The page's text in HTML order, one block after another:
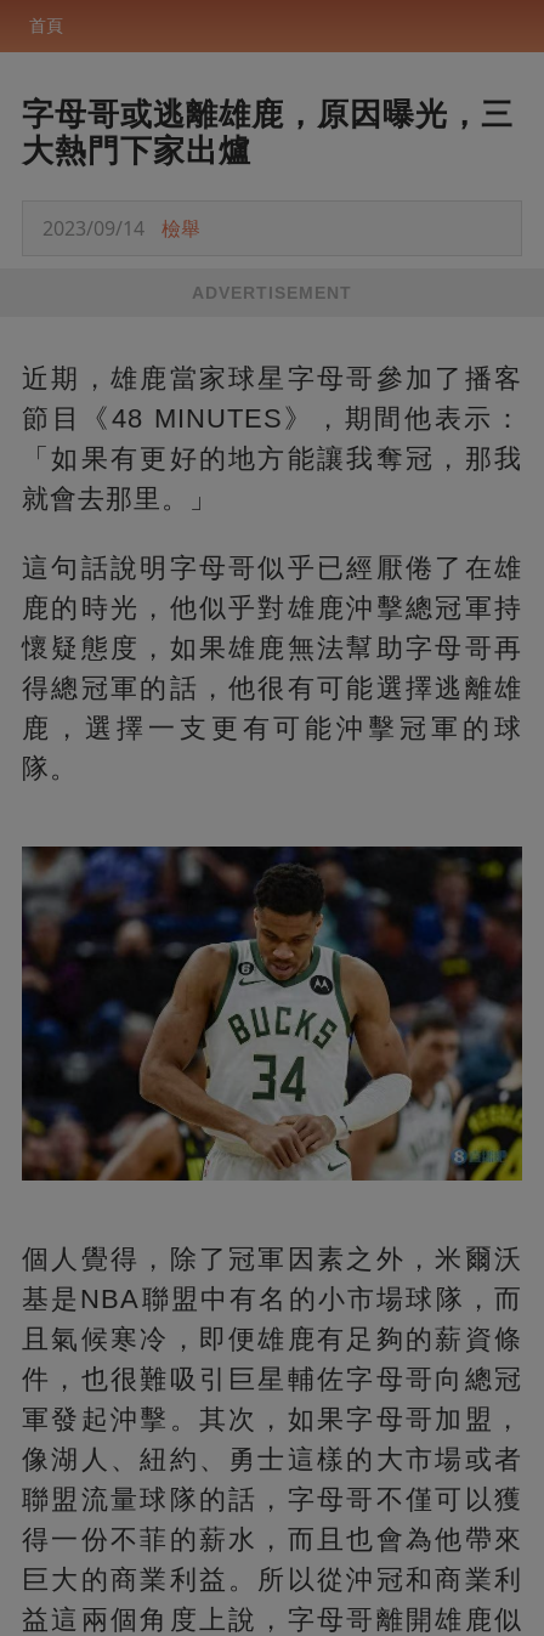
首頁
字母哥或逃離雄鹿，原因曝光，三
大熱門下家出爐
2023/09/14 檢舉
ADVERTISEMENT
近期，雄鹿當家球星字母哥參加了播客
節目《48 MINUTES》，期間他表示：
「如果有更好的地方能讓我奪冠，那我
就會去那里。」
這句話說明字母哥似乎已經厭倦了在雄
鹿的時光，他似乎對雄鹿沖擊總冠軍持
懷疑態度，如果雄鹿無法幫助字母哥再
得總冠軍的話，他很有可能選擇逃離雄
鹿，選擇一支更有可能沖擊冠軍的球
隊。
個人覺得，除了冠軍因素之外，米爾沃
基是NBA聯盟中有名的小市場球隊，而
且氣候寒冷，即便雄鹿有足夠的薪資條
件，也很難吸引巨星輔佐字母哥向總冠
軍發起沖擊。其次，如果字母哥加盟，
像湖人、紐約、勇士這樣的大市場或者
聯盟流量球隊的話，字母哥不僅可以獲
得一份不菲的薪水，而且也會為他帶來
巨大的商業利益。所以從沖冠和商業利
益這兩個角度上說，字母哥離開雄鹿似